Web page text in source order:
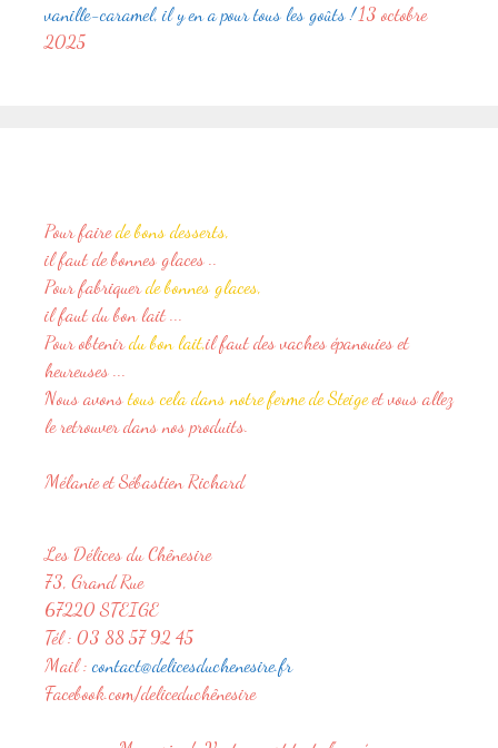
vanille-caramel, il y en a pour tous les goûts ! 13 octobre
2025
Pour fairede bons desserts,
il faut de bonnes glaces ..
Pour fabriquerde bonnes glaces,
il faut du bon lait ...
Pour obtenirdu bon lait,il faut des vaches épanouies et
heureuses ...
Nous avonstous cela dans notre ferme de Steigeet vous allez
le retrouver dans nos produits.
Mélanie et Sébastien Richard
Les Délices du Chênesire
73, Grand Rue
67220 STEIGE
Tél : 03 88 57 92 45
Mail : contact@delicesduchenesire.fr
Facebook.com/deliceduchênesire